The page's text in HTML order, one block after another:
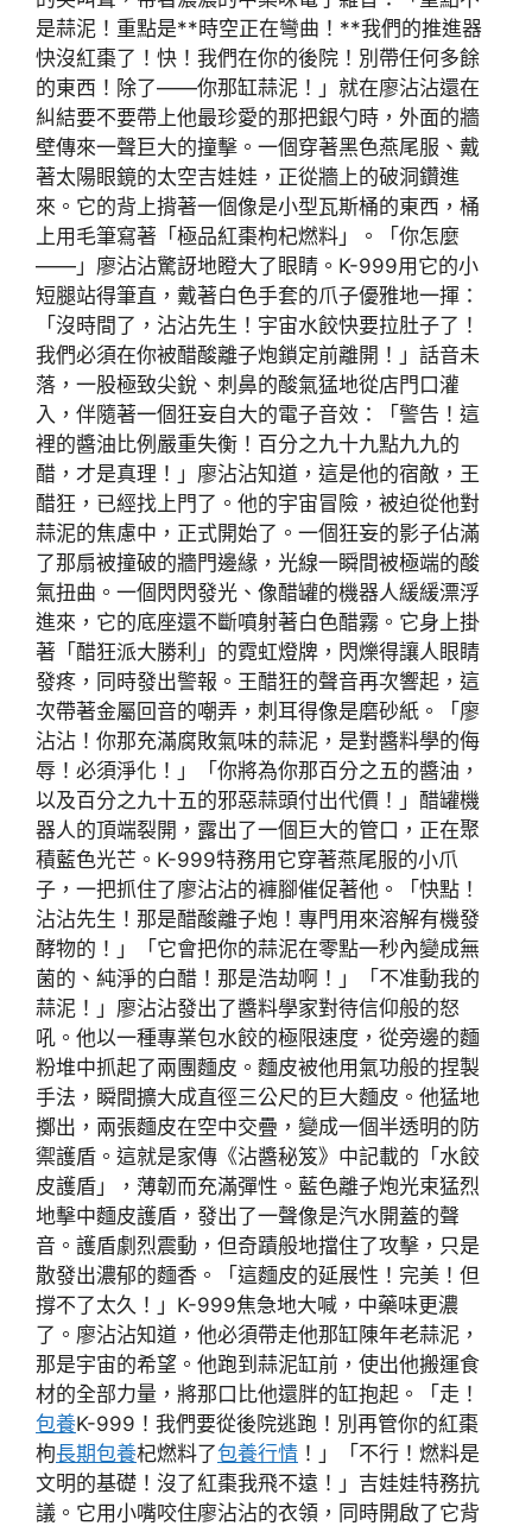
是蒜泥！重點是**時空正在彎曲！**我們的推進器
快沒紅棗了！快！我們在你的後院！別帶任何多餘
的東西！除了——你那缸蒜泥！」就在廖沾沾還在
糾結要不要帶上他最珍愛的那把銀勺時，外面的牆
壁傳來一聲巨大的撞擊。一個穿著黑色燕尾服、戴
著太陽眼鏡的太空吉娃娃，正從牆上的破洞鑽進
來。它的背上揹著一個像是小型瓦斯桶的東西，桶
上用毛筆寫著「極品紅棗枸杞燃料」。「你怎麼
——」廖沾沾驚訝地瞪大了眼睛。K-999用它的小
短腿站得筆直，戴著白色手套的爪子優雅地一揮：
「沒時間了，沾沾先生！宇宙水餃快要拉肚子了！
我們必須在你被醋酸離子炮鎖定前離開！」話音未
落，一股極致尖銳、刺鼻的酸氣猛地從店門口灌
入，伴隨著一個狂妄自大的電子音效：「警告！這
裡的醬油比例嚴重失衡！百分之九十九點九九的
醋，才是真理！」廖沾沾知道，這是他的宿敵，王
醋狂，已經找上門了。他的宇宙冒險，被迫從他對
蒜泥的焦慮中，正式開始了。一個狂妄的影子佔滿
了那扇被撞破的牆門邊緣，光線一瞬間被極端的酸
氣扭曲。一個閃閃發光、像醋罐的機器人緩緩漂浮
進來，它的底座還不斷噴射著白色醋霧。它身上掛
著「醋狂派大勝利」的霓虹燈牌，閃爍得讓人眼睛
發疼，同時發出警報。王醋狂的聲音再次響起，這
次帶著金屬回音的嘲弄，刺耳得像是磨砂紙。「廖
沾沾！你那充滿腐敗氣味的蒜泥，是對醬料學的侮
辱！必須淨化！」「你將為你那百分之五的醬油，
以及百分之九十五的邪惡蒜頭付出代價！」醋罐機
器人的頂端裂開，露出了一個巨大的管口，正在聚
積藍色光芒。K-999特務用它穿著燕尾服的小爪
子，一把抓住了廖沾沾的褲腳催促著他。「快點！
沾沾先生！那是醋酸離子炮！專門用來溶解有機發
酵物的！」「它會把你的蒜泥在零點一秒內變成無
菌的、純淨的白醋！那是浩劫啊！」「不准動我的
蒜泥！」廖沾沾發出了醬料學家對待信仰般的怒
吼。他以一種專業包水餃的極限速度，從旁邊的麵
粉堆中抓起了兩團麵皮。麵皮被他用氣功般的捏製
手法，瞬間擴大成直徑三公尺的巨大麵皮。他猛地
擲出，兩張麵皮在空中交疊，變成一個半透明的防
禦護盾。這就是家傳《沾醬秘笈》中記載的「水餃
皮護盾」，薄韌而充滿彈性。藍色離子炮光束猛烈
地擊中麵皮護盾，發出了一聲像是汽水開蓋的聲
音。護盾劇烈震動，但奇蹟般地擋住了攻擊，只是
散發出濃郁的麵香。「這麵皮的延展性！完美！但
撐不了太久！」K-999焦急地大喊，中藥味更濃
了。廖沾沾知道，他必須帶走他那缸陳年老蒜泥，
那是宇宙的希望。他跑到蒜泥缸前，使出他搬運食
材的全部力量，將那口比他還胖的缸抱起。「走！
包養K-999！我們要從後院逃跑！別再管你的紅棗
枸長期包養杞燃料了包養行情 ！」「不行！燃料是
文明的基礎！沒了紅棗我飛不遠！」吉娃娃特務抗
議。它用小嘴咬住廖沾沾的衣領，同時開啟了它背